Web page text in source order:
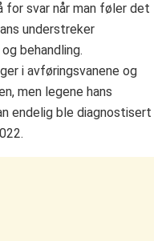
for svar når man føler det
understreker
behandling.
i avføringsvanene og
men legene hans
endelig ble diagnostisert